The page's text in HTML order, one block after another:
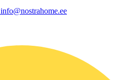
info@nostrahome.ee